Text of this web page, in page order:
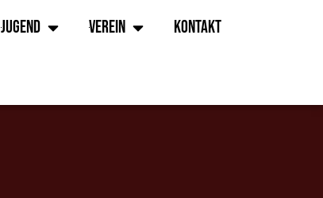
Jugend Verein Kontakt